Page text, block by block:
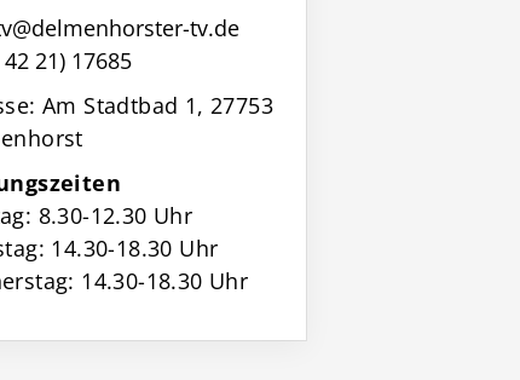
tv.de
42 21) 17685
Am Stadtbad 1, 27753
8.30-12.30 Uhr
14.30-18.30 Uhr
14.30-18.30 Uhr